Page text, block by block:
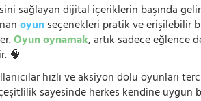
sağlayan dijital içeriklerin başında
oyunseçenekleri pratik ve erişilebilir
Oyun oynamak, artık sadece eğlence
🧠
hızlı ve aksiyon dolu oyunları
sayesinde herkes kendine uygun